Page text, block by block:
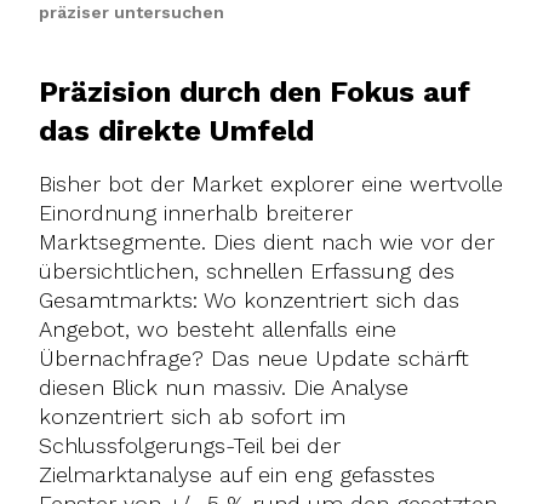
präziser untersuchen
Präzision durch den Fokus auf
das direkte Umfeld
Bisher bot der Market explorer eine wertvolle
Einordnung innerhalb breiterer
Marktsegmente. Dies dient nach wie vor der
übersichtlichen, schnellen Erfassung des
Gesamtmarkts: Wo konzentriert sich das
Angebot, wo besteht allenfalls eine
Übernachfrage? Das neue Update schärft
diesen Blick nun massiv. Die Analyse
konzentriert sich ab sofort im
Schlussfolgerungs-Teil bei der
Zielmarktanalyse auf ein eng gefasstes